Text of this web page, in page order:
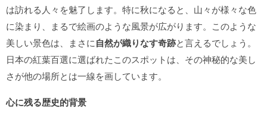
は訪れる人々を魅了します。特に秋になると、山々が様々な色
に染まり、まるで絵画のような風景が広がります。このような
美しい景色は、まさに自然が織りなす奇跡と言えるでしょう。
日本の紅葉百選に選ばれたこのスポットは、その神秘的な美し
さが他の場所とは一線を画しています。
心に残る歴史的背景